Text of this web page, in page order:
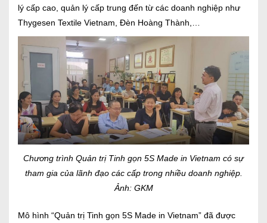
lý cấp cao, quản lý cấp trung đến từ các doanh nghiệp như
Thygesen Textile Vietnam, Đèn Hoàng Thành,…
Chương trình Quản trị Tinh gọn 5S Made in Vietnam có sự
tham gia của lãnh đạo các cấp trong nhiều doanh nghiệp.
Ảnh: GKM
Mô hình “Quản trị Tinh gọn 5S Made in Vietnam” đã được